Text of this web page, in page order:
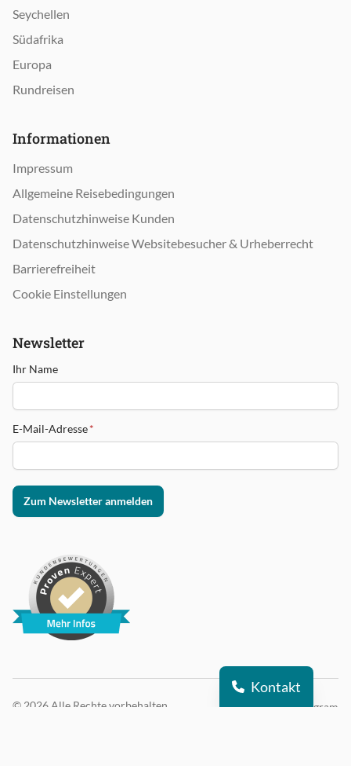
Kontakt
Seychellen
Südafrika
Europa
Rundreisen
Informationen
Impressum
Allgemeine Reisebedingungen
Datenschutzhinweise Kunden
Datenschutzhinweise Websitebesucher & Urheberrecht
Barrierefreiheit
Cookie Einstellungen
Newsletter
Ihr Name
E-Mail-Adresse*
Zum Newsletter anmelden
© 2026 Alle Rechte vorbehalten DSI auf Instagram